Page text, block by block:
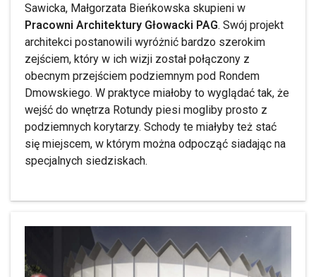
Sawicka, Małgorzata Bieńkowska skupieni w
Pracowni Architektury Głowacki PAG. Swój projekt
architekci postanowili wyróżnić bardzo szerokim
zejściem, który w ich wizji został połączony z
obecnym przejściem podziemnym pod Rondem
Dmowskiego. W praktyce miałoby to wyglądać tak, że
wejść do wnętrza Rotundy piesi mogliby prosto z
podziemnych korytarzy. Schody te miałyby też stać
się miejscem, w którym można odpocząć siadając na
specjalnych siedziskach.